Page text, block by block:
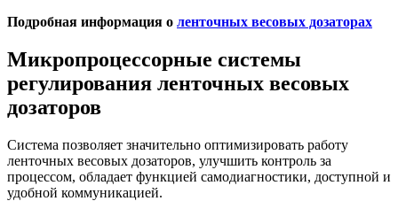
Подробная информация о ленточных весовых дозаторах
Микропроцессорные системы
регулирования ленточных весовых
дозаторов
Система позволяет значительно оптимизировать работу
ленточных весовых дозаторов, улучшить контроль за
процессом, обладает функцией самодиагностики, доступной и
удобной коммуникацией.